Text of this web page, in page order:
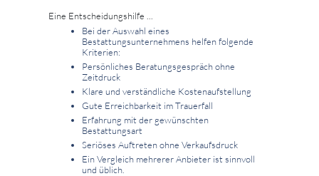
Eine Entscheidungshilfe ...
Bei der Auswahl eines
Bestattungsunternehmens helfen folgende
Kriterien:
Persönliches Beratungsgespräch ohne
Zeitdruck
Klare und verständliche Kostenaufstellung
Gute Erreichbarkeit im Trauerfall
Erfahrung mit der gewünschten
Bestattungsart
Seriöses Auftreten ohne Verkaufsdruck
Ein Vergleich mehrerer Anbieter ist sinnvoll
und üblich.